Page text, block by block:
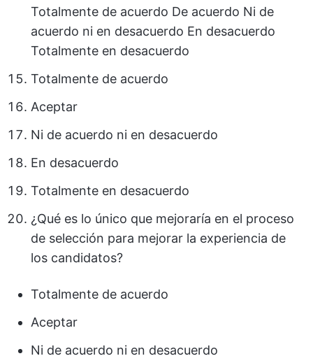
Totalmente de acuerdo De acuerdo Ni de
acuerdo ni en desacuerdo En desacuerdo
Totalmente en desacuerdo
Totalmente de acuerdo
Aceptar
Ni de acuerdo ni en desacuerdo
En desacuerdo
Totalmente en desacuerdo
¿Qué es lo único que mejoraría en el proceso
de selección para mejorar la experiencia de
los candidatos?
Totalmente de acuerdo
Aceptar
Ni de acuerdo ni en desacuerdo